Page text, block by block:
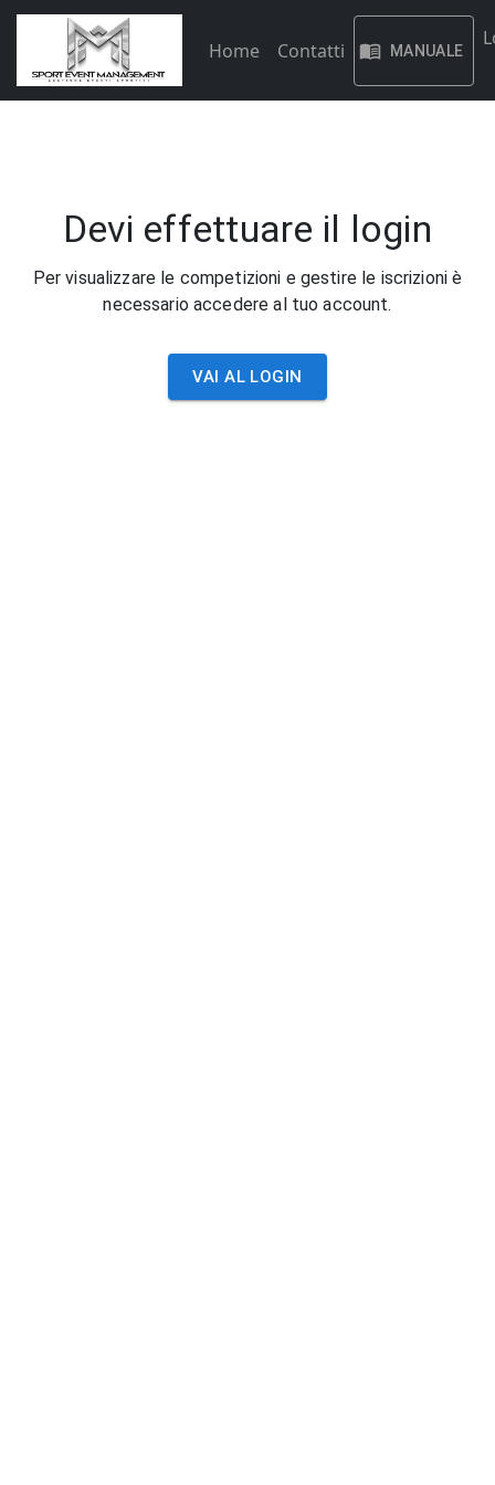
Home Contatti MANUALE
Devi effettuare il login
Per visualizzare le competizioni e gestire le iscrizioni è
necessario accedere al tuo account.
VAI AL LOGIN